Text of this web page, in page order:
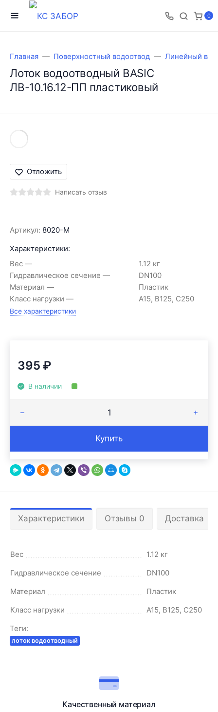
0
Главная Поверхностный водоотвод Линейный
Лоток водоотводный BASIC
ЛВ-10.16.12-ПП пластиковый
Отложить
Написать отзыв
Артикул: 8020-M
Характеристики:
Вес
1.12 кг
Гидравлическое сечение
DN100
Материал
Пластик
Класс нагрузки
A15, B125, C250
Все характеристики
395 ₽
В наличии
Купить
Характеристики Отзывы 0 Доставка
Вес
1.12 кг
Гидравлическое сечение
DN100
Материал
Пластик
Класс нагрузки
A15, B125, C250
Теги:
лоток водоотводный
Качественный материал